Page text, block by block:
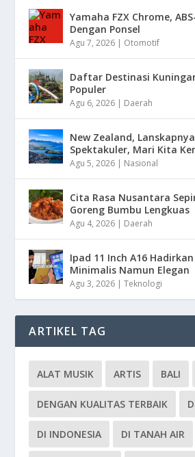
Yamaha FZX Chrome,
Dengan Ponsel
Agu 7, 2026 | Otomotif
Daftar Destinasi
Populer
Agu 6, 2026 | Daerah
New Zealand,
Spektakuler, Mari Kita
Agu 5, 2026 | Nasional
Cita Rasa Nusantara
Goreng Bumbu Lengkuas
Agu 4, 2026 | Daerah
Ipad 11 Inch A16
Minimalis Namun Elegan
Agu 3, 2026 |Teknologi
ARTIKEL TAG
ALAT MUSIK ARTIS BALI
DENGAN KUALITAS TERBAIK
DI INDONESIA DI TANAH AIR